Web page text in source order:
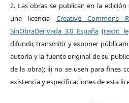
2. Las obras se publican en la
una licencia Creative Commons
SinObraDerivada 3.0 España(texto
difundir, transmitir y exponer
autoría y la fuente original de su
de la obra); ii) no se usen para fines
existencia y especificaciones de esta